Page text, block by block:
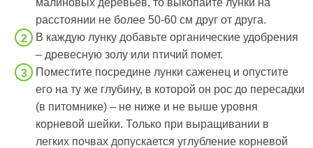
малиновых деревьев, то выкопайте лунки на
расстоянии не более 50-60 см друг от друга.
В каждую лунку добавьте органические удобрения
– древесную золу или птичий помет.
Поместите посредине лунки саженец и опустите
его на ту же глубину, в которой он рос до пересадки
(в питомнике) – не ниже и не выше уровня
корневой шейки. Только при выращивании в
легких почвах допускается углубление корневой